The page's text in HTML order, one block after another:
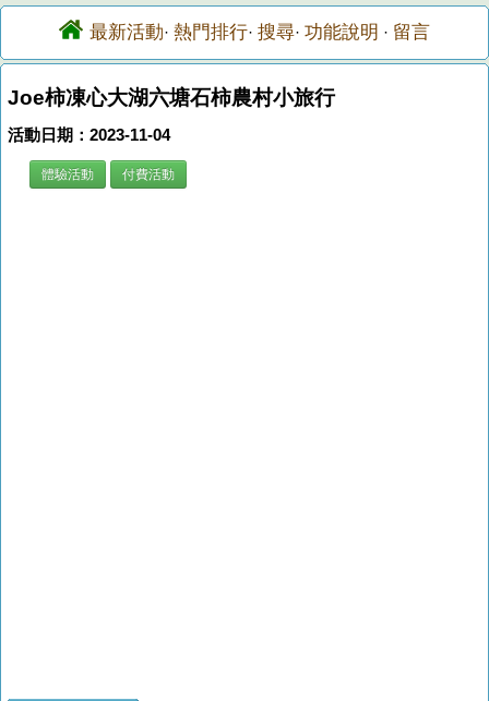
最新活動· 熱門排行· 搜尋· 功能說明 · 留言
Joe柿凍心大湖六塘石柿農村小旅行
活動日期：2023-11-04
體驗活動 付費活動